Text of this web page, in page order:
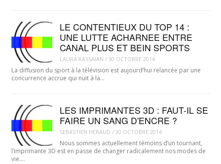
LE CONTENTIEUX DU TOP 14 :
UNE LUTTE ACHARNEE ENTRE
CANAL PLUS ET BEIN SPORTS
LAURA KASSAIAN / 30 OCTOBRE 2014
La diffusion du sport à la télévision est aujourd’hui relancée par une
concurrence accrue qui nuit à la…
LES IMPRIMANTES 3D : FAUT-IL SE
FAIRE UN SANG D'ENCRE ?
SEBASTIEN HERAUD / 30 OCTOBRE 2014
Nous sommes actuellement témoins d’un tournant,
l’imprimante 3D est en passe de changer radicalement nos modes de
vie.…